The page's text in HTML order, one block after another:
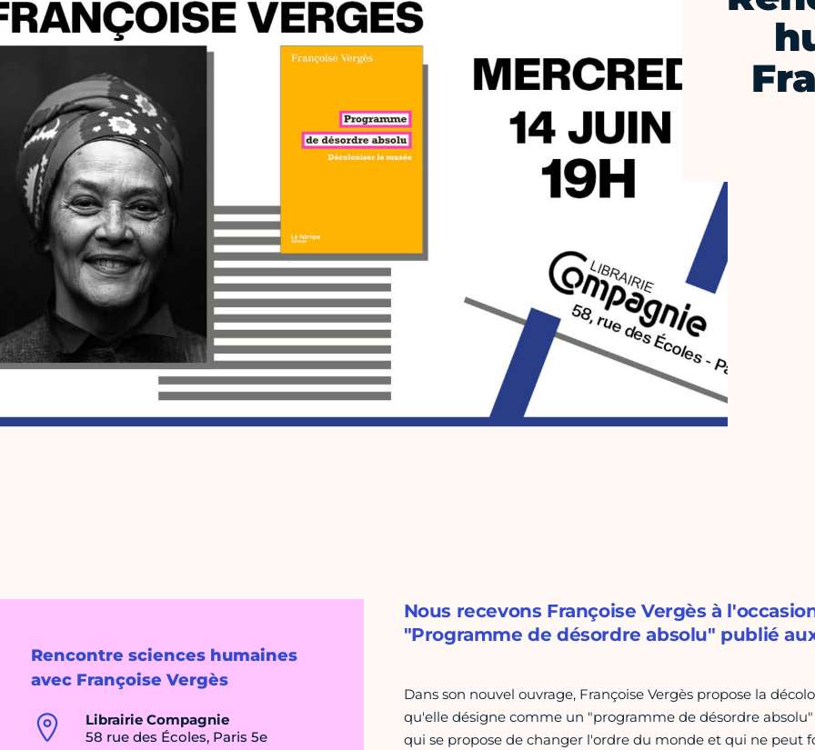
Rencontre sciences humaines
avec Françoise Vergès
Librairie Compagnie
58 rue des Écoles, Paris 5e
Nous recevons Françoise Vergès à
"Programme de désordre absolu" publié
Dans son nouvel ouvrage, Françoise Vergès propose la
qu'elle désigne comme un "programme de désordre
qui se propose de changer l'ordre du monde et qui ne peut